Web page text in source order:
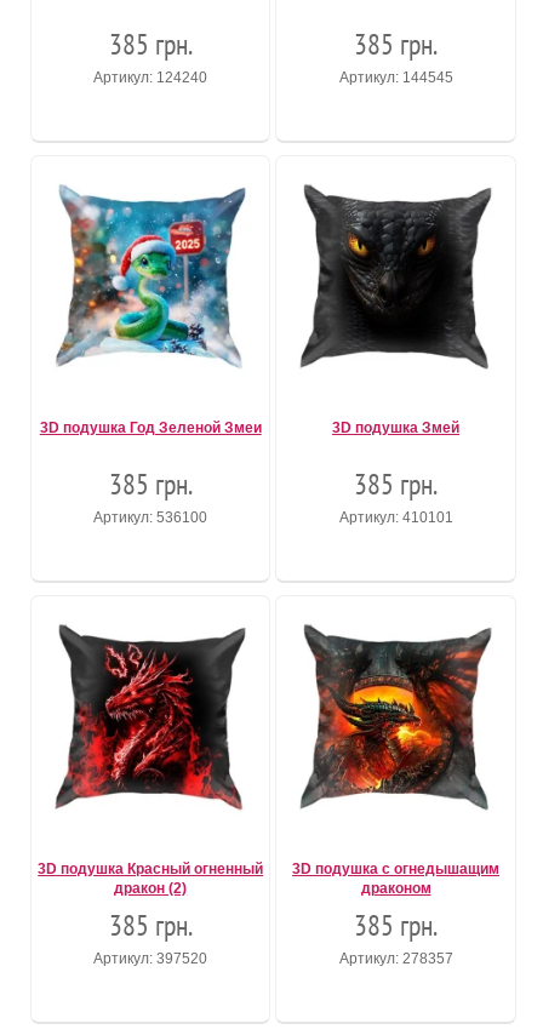
385 грн.
Артикул: 124240
385 грн.
Артикул: 144545
3D подушка Год Зеленой Змеи
385 грн.
Артикул: 536100
3D подушка Змей
385 грн.
Артикул: 410101
3D подушка Красный огненный
дракон (2)
385 грн.
Артикул: 397520
3D подушка с огнедышащим
драконом
385 грн.
Артикул: 278357